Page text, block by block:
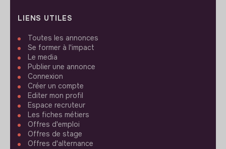
LIENS UTILES
Toutes les annonces
Se former à l'impact
Le media
Publier une annonce
Connexion
Créer un compte
Editer mon profil
Espace recruteur
Les fiches métiers
Offres d'emploi
Offres de stage
Offres d'alternance